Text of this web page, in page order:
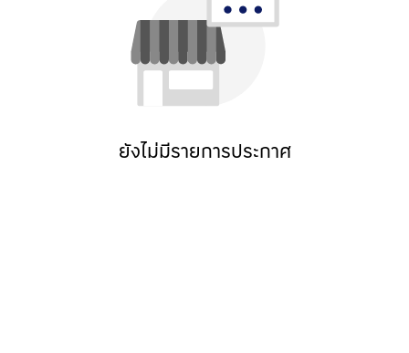
ยังไม่มีรายการประกาศ